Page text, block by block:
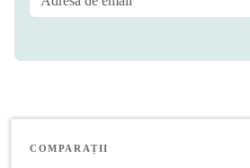
COMPARAȚII